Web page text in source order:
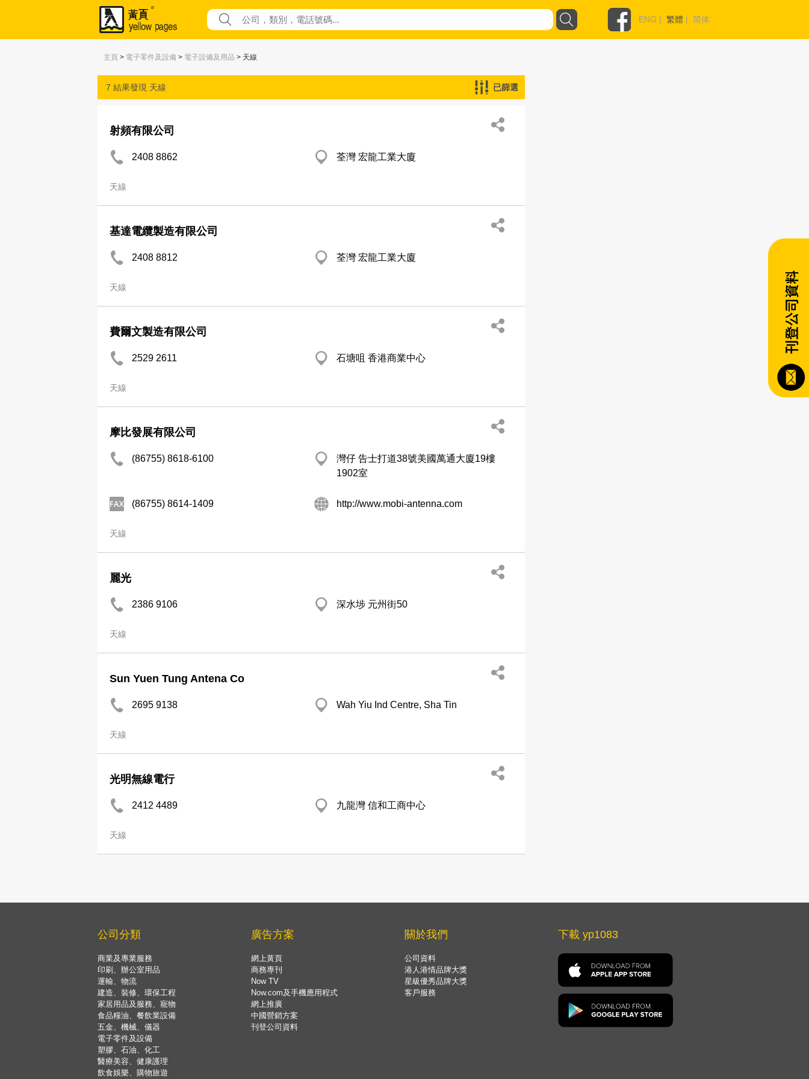
ENG | 繁體 | 简体
主頁 > 電子零件及設備 > 電子設備及用品 > 天線
7 結果發現 天線 已篩選
射頻有限公司
2408 8862 荃灣 宏龍工業大廈
天線
基達電纜製造有限公司
2408 8812 荃灣 宏龍工業大廈
天線
費爾文製造有限公司
2529 2611 石塘咀 香港商業中心
天線
摩比發展有限公司
(86755) 8618-6100
灣仔 告士打道38號美國萬通大廈19樓
1902室
(86755) 8614-1409 http://www.mobi-antenna.com
天線
麗光
2386 9106 深水埗 元州街50
天線
Sun Yuen Tung Antena Co
2695 9138 Wah Yiu Ind Centre, Sha Tin
天線
光明無線電行
2412 4489 九龍灣 信和工商中心
天線
公司分類
商業及專業服務
印刷、辦公室用品
運輸、物流
建造、裝修、環保工程
家居用品及服務、寵物
食品糧油、餐飲業設備
五金、機械、儀器
電子零件及設備
塑膠、石油、化工
醫療美容、健康護理
飲食娛樂、購物旅遊
廣告方案
網上黃頁
商務專刊
Now TV
Now.com及手機應用程式
網上推廣
中國營銷方案
刊登公司資料
關於我們
公司資料
港人港情品牌大獎
星級優秀品牌大獎
客戶服務
下載 yp1083